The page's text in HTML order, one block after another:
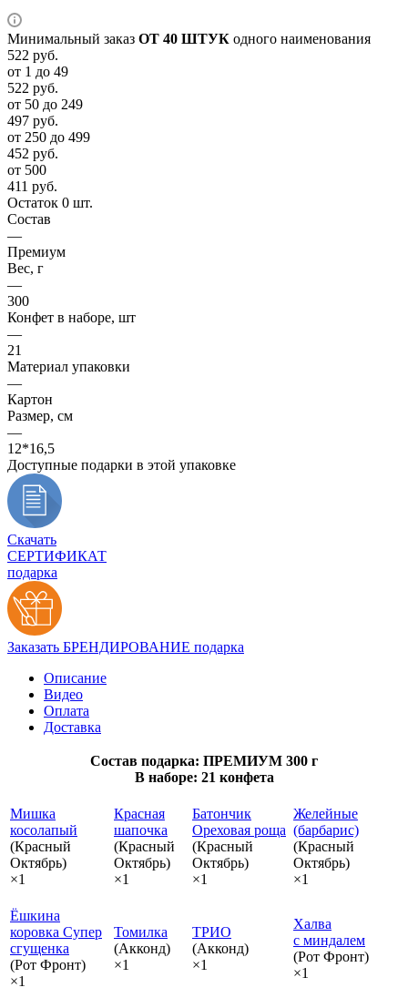
Минимальный заказ ОТ 40 ШТУК одного наименования
522 руб.
от 1 до 49
522 руб.
от 50 до 249
497 руб.
от 250 до 499
452 руб.
от 500
411 руб.
Остаток 0 шт.
Состав
—
Премиум
Вес, г
—
300
Конфет в наборе, шт
—
21
Материал упаковки
—
Картон
Размер, см
—
12*16,5
Доступные подарки в этой упаковке
Скачать
СЕРТИФИКАТ
подарка
Заказать БРЕНДИРОВАНИЕ подарка
Описание
Видео
Оплата
Доставка
Состав подарка: ПРЕМИУМ 300 г
В наборе: 21 конфета
Мишка
косолапый
(Красный
Октябрь)
×1
Красная
шапочка
(Красный
Октябрь)
×1
Батончик
Ореховая роща
(Красный
Октябрь)
×1
Желейные
(барбарис)
(Красный
Октябрь)
×1
Ёшкина
коровка Супер
сгущенка
(Рот Фронт)
×1
Томилка
(Акконд)
×1
ТРИО
(Акконд)
×1
Халва
с миндалем
(Рот Фронт)
×1